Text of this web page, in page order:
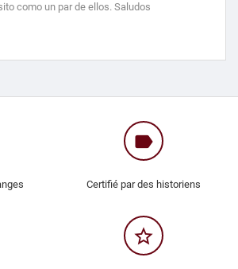
como un par de ellos. Saludos
label
Certifié par des historiens
star_border